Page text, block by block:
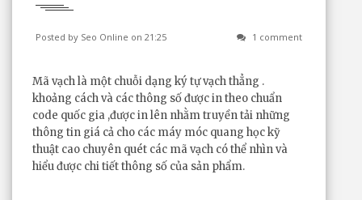
Posted by Seo Online on 21:25 1 comment
Mã vạch là một chuỗi dạng ký tự vạch thẳng .
khoảng cách và các thông số được in theo chuẩn
code quốc gia ,được in lên nhằm truyền tải những
thông tin giá cả cho các máy móc quang học kỹ
thuật cao chuyên quét các mã vạch có thể nhìn và
hiểu được chi tiết thông số của sản phẩm.